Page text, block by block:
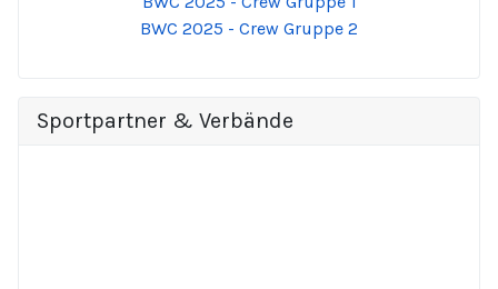
BWC 2025 - Crew Gruppe 2
Sportpartner & Verbände